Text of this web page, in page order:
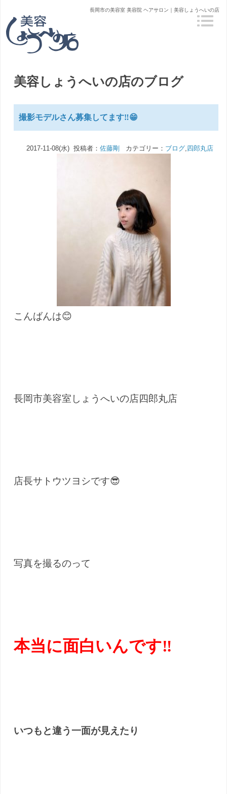
長岡市の美容室 美容院 ヘアサロン｜美容しょうへいの店
美容しょうへいの店のブログ
撮影モデルさん募集してます‼️😁
2017-11-08(水) 投稿者： 佐藤剛 カテゴリー： ブログ,四郎丸店
こんばんは😊
長岡市美容室しょうへいの店四郎丸店
店長サトウツヨシです😎
写真を撮るのって
本当に面白いんです‼️
いつもと違う一面が見えたり